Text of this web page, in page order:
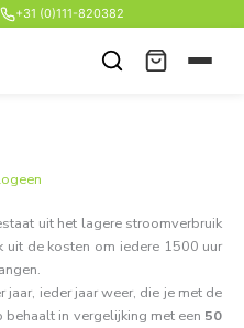
+31 (0)111-820382
uit het lagere stroomverbruik
uit de kosten om iedere 1500 uur
ieder jaar weer, die je met de
behaalt in vergelijking met een 50